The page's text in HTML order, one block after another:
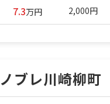
7.3万円 2,000円
ブレ川崎柳町